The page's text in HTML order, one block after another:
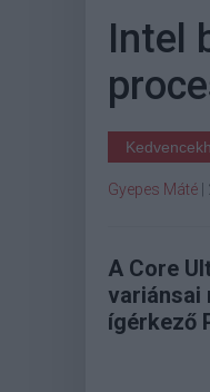
Intel
Gyepes Máté
A Core
variánsai
ígérkező